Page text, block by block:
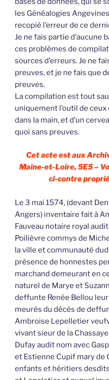
les Généalogies
recopié l’erreur de ce
Je ne fais partie d’aucune
ces problèmes de
sources d’erreurs. Je ne
preuves, et je ne fais que
preuves.
La compilation est tout
uniquement l’outil de ceux
dans la main, et d’un
quoi sans preuves.
Cet acte est aux
Maine-et-Loire, 5E5 –
ci-contre
Le 3 mai 1574, (devant
Angers) inventaire fait à
Fauveau notaire royal
Poilièvre commys de
la ville et communauté
présence de honnestes
marchand demeurant en
naturel de Marye et
deffunte Renée Bellou
meurés du décès de
Ambroise Lepelletier
vivant sieur de la
Dufay audit nom avec
et Estienne Cupif mary de
enfants et héritiers